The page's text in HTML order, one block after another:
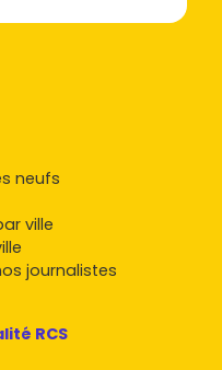
neufs
ville
journalistes
RCS